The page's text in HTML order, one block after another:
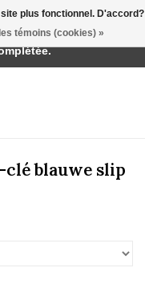
clé blauwe slip
plus fonctionnel. D'accord?
témoins (cookies) »
commande passée